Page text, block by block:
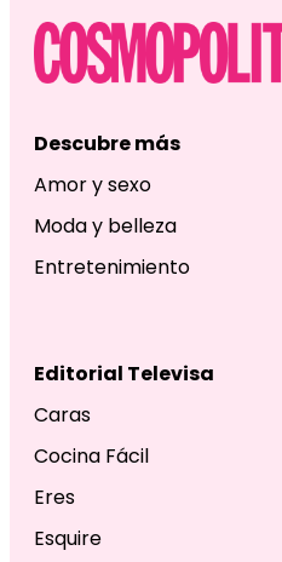
Descubre más
Amor y sexo
Moda y belleza
Entretenimiento
Editorial Televisa
Caras
Cocina Fácil
Eres
Esquire